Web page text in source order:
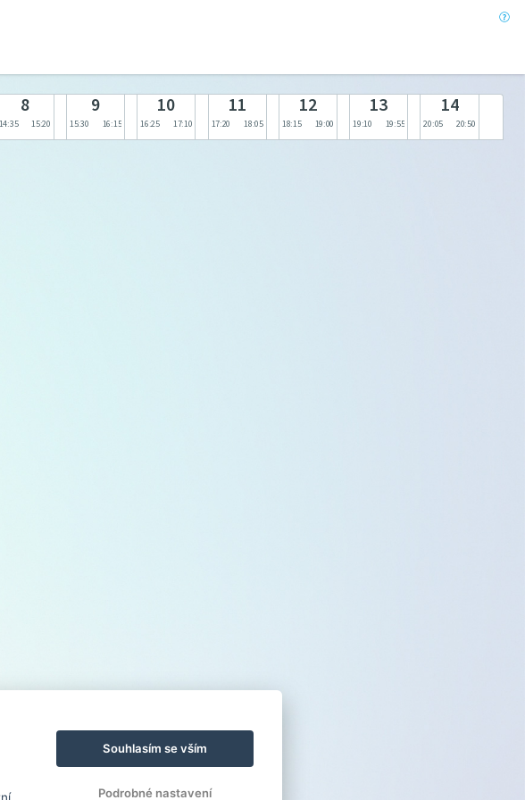
8
14:35 15:20
9
15:30 16:15
10
16:25 17:10
11
17:20 18:05
12
18:15 19:00
13
19:10 19:55
14
20:05 20:50
Souhlasím se vším
Podrobné nastavení